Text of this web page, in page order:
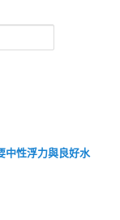
中性浮力與良好水